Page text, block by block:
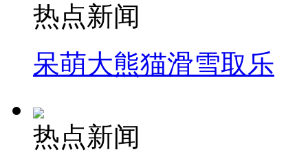
热点新闻
呆萌大熊猫滑雪取乐
热点新闻